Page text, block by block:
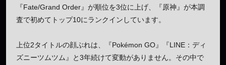
『Fate/Grand Order』が順位を3位に上げ、『原神』が本調
査で初めてトップ10にランクインしています。
上位2タイトルの顔ぶれは、『Pokémon GO』『LINE：ディ
ズニーツムツム』と3年続けて変動がありません。その中で